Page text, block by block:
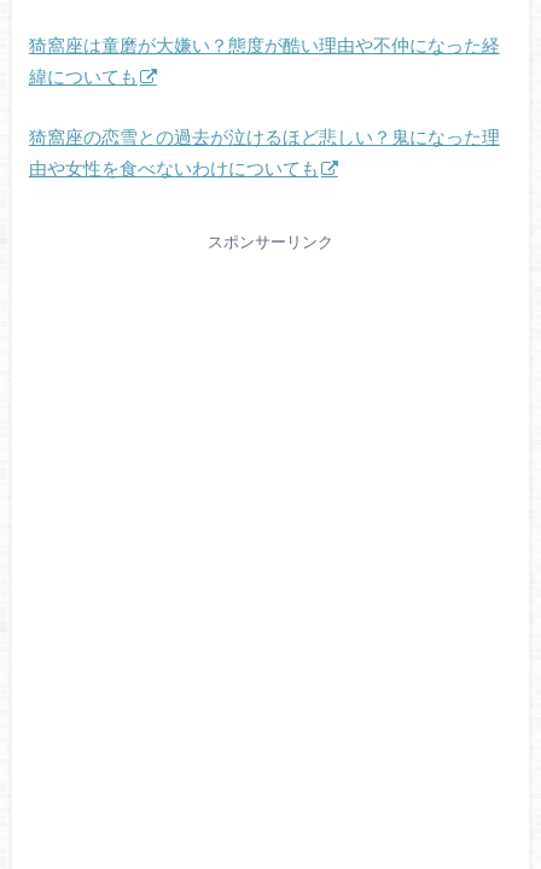
猗窩座は童磨が大嫌い？態度が酷い理由や不仲になった経
緯についても
猗窩座の恋雪との過去が泣けるほど悲しい？鬼になった理
由や女性を食べないわけについても
スポンサーリンク